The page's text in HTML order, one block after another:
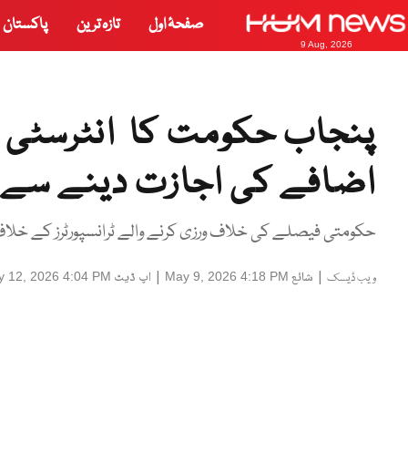
9 Aug, 2026
صفحۂ اول تازہ ترین پاکستان
پنجاب حکومت کا
اضافے کی اجازت دینے سے
حکومتی فیصلے کی خلاف ورزی کرنے والے ٹرانسپورٹرز کے
ویب ڈیسک | شائع May 9, 2026 4:18 PM
| اپ ڈیٹ 12, 2026 4:04 PM